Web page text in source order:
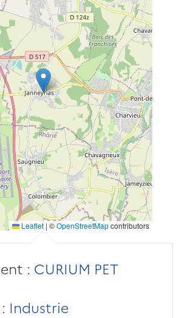
Leaflet | ©OpenStreetMapcontributors
: CURIUM PET
Industrie